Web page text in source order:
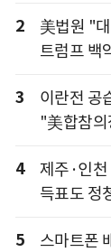
2
美법원 "
트럼프 백
3
이란전 공
"美합참
4
제주·인천
득표도 정
5
스마트폰